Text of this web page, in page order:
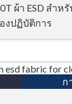
ผ้า ESD สำห
งปฏิบัติการ
ก